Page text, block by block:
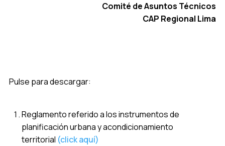
Comité de Asuntos Técnicos
CAP Regional Lima
Pulse para descargar:
Reglamento referido a los instrumentos de
planificación urbana y acondicionamiento
territorial (click aquí)